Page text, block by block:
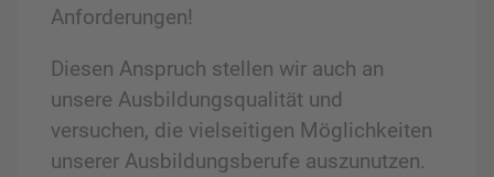
Anforderungen!
Diesen Anspruch stellen wir auch an
unsere Ausbildungsqualität und
versuchen, die vielseitigen Möglichkeiten
unserer Ausbildungsberufe auszunutzen.